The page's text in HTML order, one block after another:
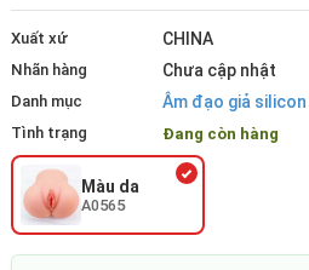
Xuất xứ CHINA
Nhãn hàng Chưa cập nhật
Danh mục Âm đạo giả
Tình trạng Đang còn hàng
Màu da
A0565